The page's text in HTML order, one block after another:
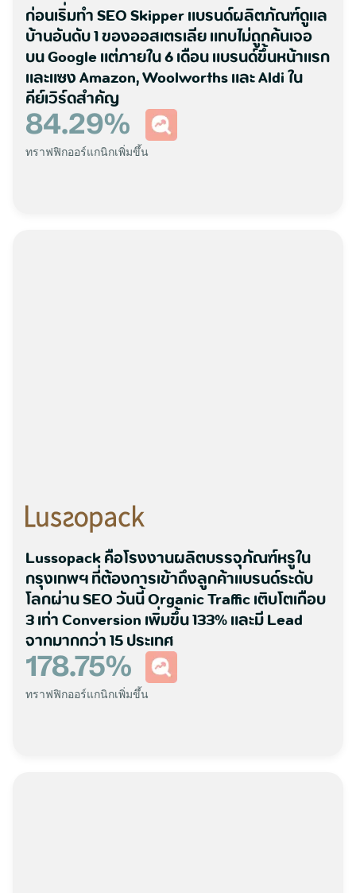
ก่อนเริ่มทำ SEO Skipper แบรนด์ผลิตภัณฑ์ดูแล
บ้านอันดับ 1 ของออสเตรเลีย แทบไม่ถูกค้นเจอ
บน Google แต่ภายใน 6 เดือน แบรนด์ขึ้นหน้าแรก
และแซง Amazon, Woolworths และ Aldi ใน
คีย์เวิร์ดสำคัญ
ทราฟฟิกออร์แกนิกเพิ่มขึ้น
84.29%
Lussopack คือโรงงานผลิตบรรจุภัณฑ์หรูใน
กรุงเทพฯ ที่ต้องการเข้าถึงลูกค้าแบรนด์ระดับ
โลกผ่าน SEO วันนี้ Organic Traffic เติบโตเกือบ
3 เท่า Conversion เพิ่มขึ้น 133% และมี Lead
จากมากกว่า 15 ประเทศ
ทราฟฟิกออร์แกนิกเพิ่มขึ้น
178.75%